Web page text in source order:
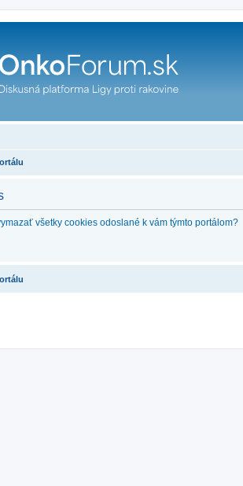
všetky cookies odoslané k vám týmto portálom?